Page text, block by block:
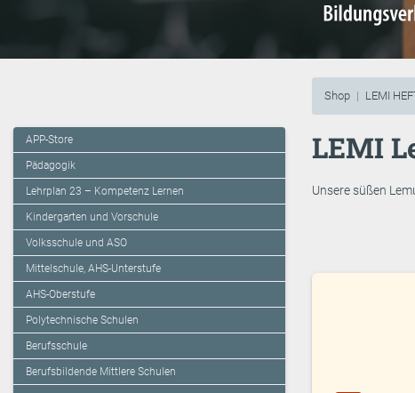
Shop LEMI
APP-Store
Pädagogik
Lehrplan 23 – Kompetenz Lernen
Kindergarten und Vorschule
Volksschule und ASO
Mittelschule, AHS-Unterstufe
AHS-Oberstufe
Polytechnische Schulen
Berufsschule
Berufsbildende Mittlere Schulen
LEMI
Unsere süßen